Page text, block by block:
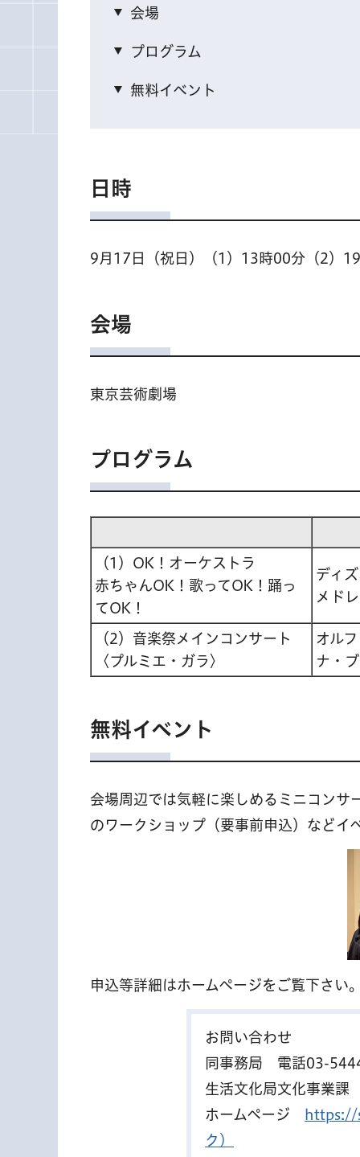
会場
プログラム
無料イベント
日時
9月17日（祝日）（1）13時00分（2）
会場
東京芸術劇場
プログラム
（1）OK！オーケストラ
赤ちゃんOK！歌ってOK！踊っ
てOK！
ディ
メド
（2）音楽祭メインコンサート
〈プルミエ・ガラ〉
オル
ナ・
無料イベント
会場周辺では気軽に楽しめるミニコンサ
のワークショップ（要事前申込）などイ
申込等詳細はホームページをご覧下さい。
お問い合わせ
同事務局 電話03-
生活文化局文化事業
ホームページ
https://
ク）